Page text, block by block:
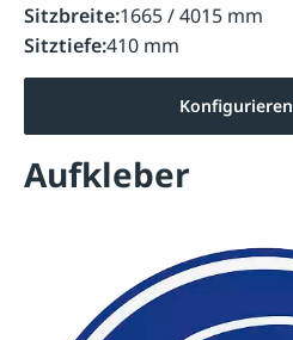
Sitzbreite:1665 / 4015 mm
Sitztiefe:410 mm
Konfigurieren
Aufkleber